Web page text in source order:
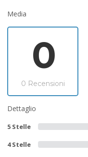
Media
0
0 Recensioni
Dettaglio
5 Stelle
4 Stelle